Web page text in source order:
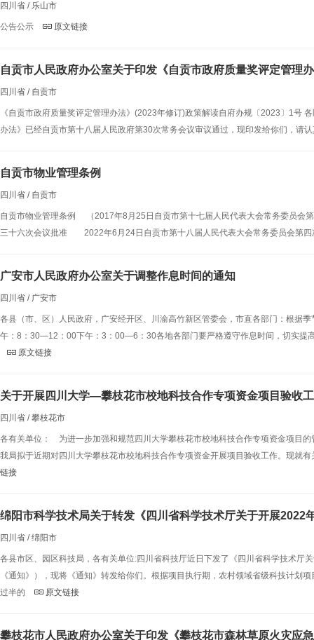
四川省 / 乐山市
公告公示 原文链接
自贡市人民政府办公室关于印发《自贡市政府质量奖评定管理
四川省 / 自贡市
《自贡市政府质量奖评定管理办法》(2023年修订)政策解读自府办规〔2023〕1
办法》已经自贡市第十八届人民政府第30次常务会议审议通过，现印发给你们，
自贡市物业管理条例
四川省 / 自贡市
自贡市物业管理条例 （2017年8月25日自贡市第十七届人民代表大会常务委员
三十六次会议批准 2022年6月24日自贡市第十八届人民代表大会常务委员会第
广安市人民政府办公室关于调整作息时间的通知
四川省 / 广安市
各县（市、区）人民政府，广安经开区、川渝高竹新区管委会，市直各部门：根据
午：8：30—12：00下午：3：00—6：30各地各部门要严格遵守作息时间，切实提
原文链接
关于开展四川大学—攀枝花市校地科技合作专项资金项目验收
四川省 / 攀枝花市
各有关单位： 为进一步加强和规范四川大学攀枝花市校地科技合作专项资金项目
我局拟于近期对四川大学攀枝花市校地科技合作专项资金开展项目验收工作。
链接
绵阳市科学技术局关于转发《四川省科学技术厅关于开展
四川省 / 绵阳市
各县市区、园区科技局，各有关单位:四川省科技厅近日下发了《四川省科学技术厅
《通知》），现将《通知》转发给你们。根据项目执行期，农村领域省级科技计
过半的
原文链接
攀枝花市人民政府办公室关于印发《攀枝花市森林草原火灾应